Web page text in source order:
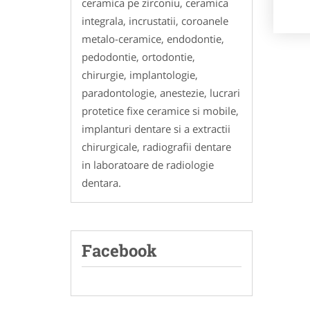
integrala, incrustatii, coroanele
metalo-ceramice, endodontie,
pedodontie, ortodontie,
chirurgie, implantologie,
paradontologie, anestezie, lucrari
protetice fixe ceramice si mobile,
implanturi dentare si a extractii
chirurgicale, radiografii dentare
in laboratoare de radiologie
dentara.
Facebook